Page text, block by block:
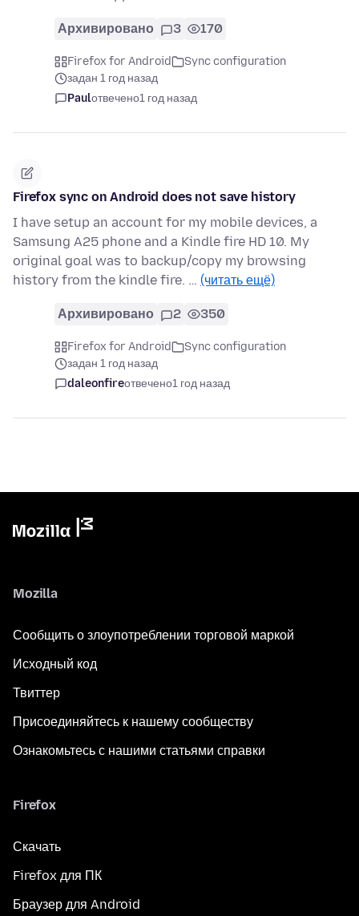
Архивировано 3 170
Firefox for Android
Sync configuration
задан 1 год назад
Paulотвечено1 год назад
Firefox sync on Android does not save history
I have setup an account for my mobile devices, a
Samsung A25 phone and a Kindle fire HD 10. My
original goal was to backup/copy my browsing
history from the kindle fire. … (читать ещё)
Архивировано 2 350
Firefox for Android
Sync configuration
задан 1 год назад
daleonfireотвечено1 год назад
Mozilla
Сообщить о злоупотреблении торговой маркой
Исходный код
Твиттер
Присоединяйтесь к нашему сообществу
Ознакомьтесь с нашими статьями справки
Firefox
Скачать
Firefox для ПК
Браузер для Android